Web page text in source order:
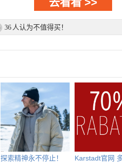
36 人认为不值得买！
探索精神永不停止！
Karstadt官网